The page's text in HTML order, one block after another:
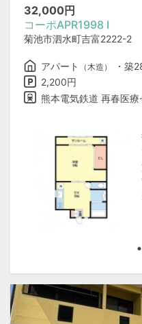
32,000円
コーポAPR1998 Ⅰ
菊池市泗水町吉富2222-2
アパート （木造）
・築
2,200円
熊本電気鉄道 再春医